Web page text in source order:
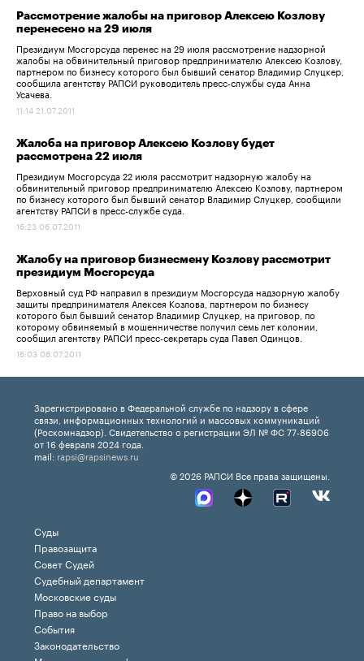
Рассмотрение жалобы на приговор Алексею Козлову
перенесено на 29 июля
Президиум Мосгорсуда перенес на 29 июля рассмотрение надзорной
жалобы на обвинительный приговор предпринимателю Алексею Козлову,
партнером по бизнесу которого был бывший сенатор Владимир Слуцкер,
сообщила агентству РАПСИ руководитель пресс-службы суда Анна
Усачева.
11:14 21.07.2011
Жалоба на приговор Алексею Козлову будет
рассмотрена 22 июля
Президиум Мосгорсуда 22 июля рассмотрит надзорную жалобу на
обвинительный приговор предпринимателю Алексею Козлову, партнером
по бизнесу которого был бывший сенатор Владимир Слуцкер, сообщили
агентству РАПСИ в пресс-службе суда.
16:23 06.07.2011
Жалобу на приговор бизнесмену Козлову рассмотрит
президиум Мосгорсуда
Верховный суд РФ направил в президиум Мосгорсуда надзорную жалобу
защиты предпринимателя Алексея Козлова, партнером по бизнесу
которого был бывший сенатор Владимир Слуцкер, на приговор, по
которому обвиняемый в мошенничестве получил семь лет колонии,
сообщил агентству РАПСИ пресс-секретарь суда Павел Одинцов.
16:03 06.07.2011
Зарегистрировано в Федеральной службе по надзору в сфере
связи, информационных технологий и массовых коммуникаций
(Роскомнадзор). Свидетельство о регистрации ЭЛ № ФС 77-86906
от 16 февраля 2024 года.
mail: rapsi@rapsinews.ru
© 2026 РАПСИ Все права защищены.
Суды
Правозащита
Совет Судей
Судебный департамент
Московские суды
Право на выбор
События
Законодательство